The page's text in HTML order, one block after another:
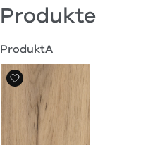
Produkte
ProduktA